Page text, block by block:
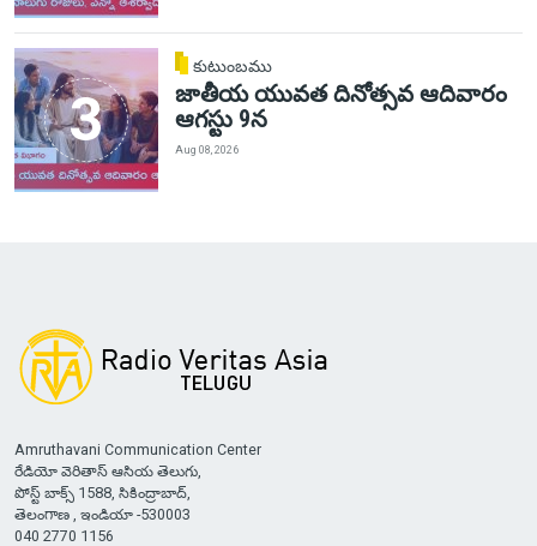
కుటుంబము
జాతీయ యువత దినోత్సవ ఆదివారం
ఆగస్టు 9న
Aug 08, 2026
Amruthavani Communication Center
రేడియో వెరితాస్ ఆసియ తెలుగు,
పోస్ట్ బాక్స్ 1588, సికింద్రాబాద్,
తెలంగాణ , ఇండియా -530003
040 2770 1156